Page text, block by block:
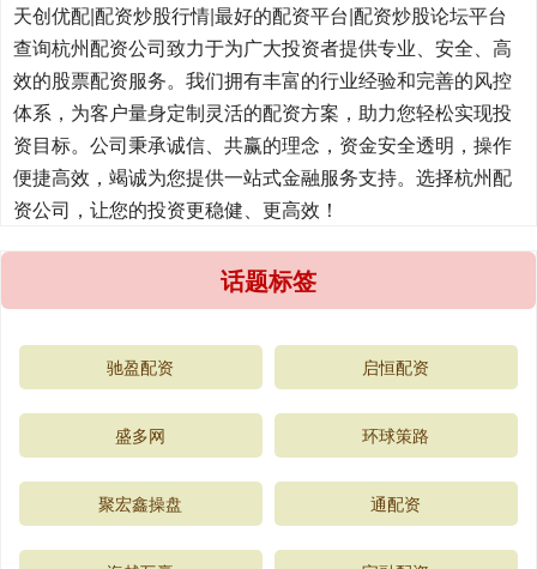
天创优配|配资炒股行情|最好的配资平台|配资炒股论坛平台
查询杭州配资公司致力于为广大投资者提供专业、安全、高
效的股票配资服务。我们拥有丰富的行业经验和完善的风控
体系，为客户量身定制灵活的配资方案，助力您轻松实现投
资目标。公司秉承诚信、共赢的理念，资金安全透明，操作
便捷高效，竭诚为您提供一站式金融服务支持。选择杭州配
资公司，让您的投资更稳健、更高效！
话题标签
驰盈配资 启恒配资
盛多网 环球策路
聚宏鑫操盘 通配资